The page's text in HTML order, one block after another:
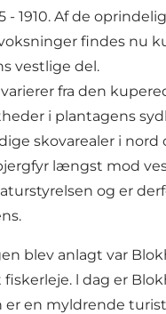
- 1910. Af de
findes nu
vestlige del.
fra den
i plantagens
skovarealer i nord
længst mod
og er
blev anlagt var
l dag er
er en myldrende